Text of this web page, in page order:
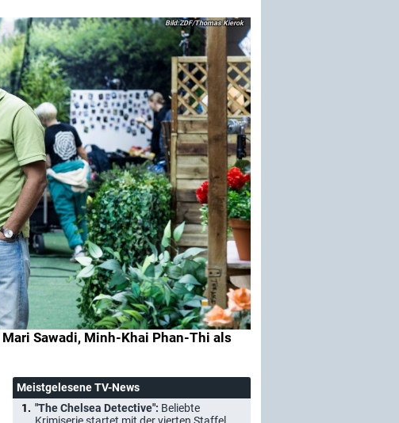
Sawadi, Minh-Khai Phan-Thi als
ZDF/Thomas Kierok
Meistgelesene TV-News
"The Chelsea Detective": Beliebte